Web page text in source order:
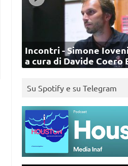
Incontri - Simone
a cura di Davide Coero
Su Spotify e su Telegram